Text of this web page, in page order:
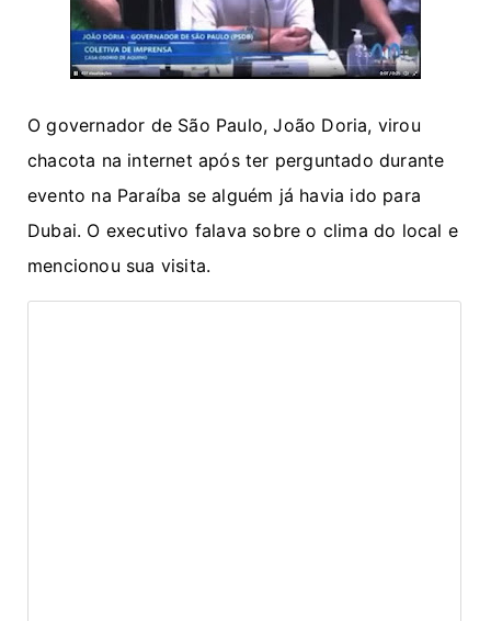
O governador de São Paulo, João Doria, virou
chacota na internet após ter perguntado durante
evento na Paraíba se alguém já havia ido para
Dubai. O executivo falava sobre o clima do local e
mencionou sua visita.